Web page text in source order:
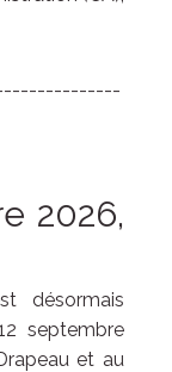
2026,
désormais
septembre
et au